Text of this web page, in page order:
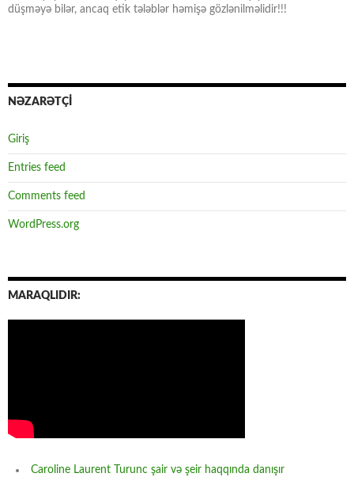
düşməyə bilər, ancaq etik tələblər həmişə gözlənilməlidir!!!
NƏZARƏTÇİ
Giriş
Entries feed
Comments feed
WordPress.org
MARAQLIDIR:
Caroline Laurent Turunc şair və şeir haqqında danışır